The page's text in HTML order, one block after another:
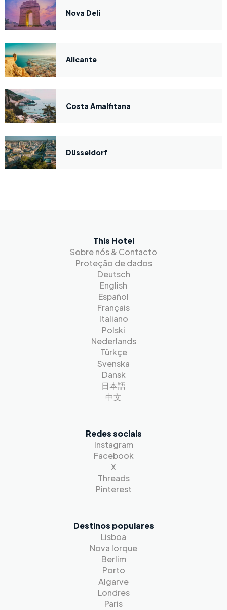
Nova Deli
Alicante
Costa Amalfitana
Düsseldorf
This Hotel
Sobre nós & Contacto
Proteção de dados
Deutsch
English
Español
Français
Italiano
Polski
Nederlands
Türkçe
Svenska
Dansk
日本語
中文
Redes sociais
Instagram
Facebook
X
Threads
Pinterest
Destinos populares
Lisboa
Nova Iorque
Berlim
Porto
Algarve
Londres
Paris